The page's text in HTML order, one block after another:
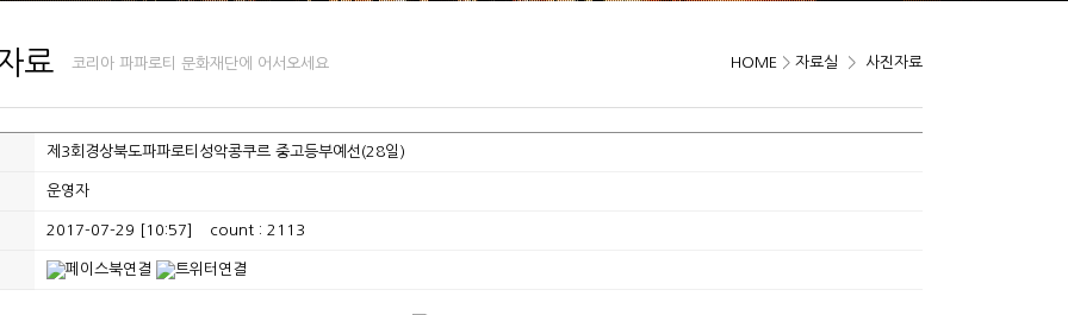
료 코리아 파파로티 문화재단에 어서오세요 HOME > 자료실 > 사진자료
제3회경상북도파파로티성악콩쿠르 중고등부예선(28일)
운영자
2017-07-29 [10:57] count : 2113